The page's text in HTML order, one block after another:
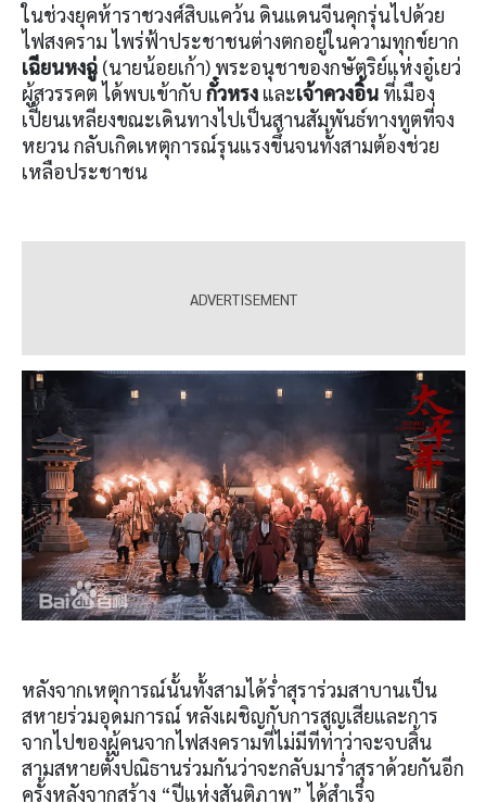
ในช่วงยุคห้าราชวงศ์สิบแคว้น ดินแดนจีนคุกรุ่นไปด้วย
ไฟสงคราม ไพร่ฟ้าประชาชนต่างตกอยู่ในความทุกข์ยาก
เฉียนหงฉู่ (นายน้อยเก้า) พระอนุชาของกษัตริย์แห่งอู๋เยว่
ผู้สวรรคต ได้พบเข้ากับ กั๋วหรง และเจ้าควงอิ้น ที่เมือง
เปี้ยนเหลียงขณะเดินทางไปเป็นสานสัมพันธ์ทางทูตที่จง
หยวน กลับเกิดเหตุการณ์รุนแรงขึ้นจนทั้งสามต้องช่วย
เหลือประชาชน
หลังจากเหตุการณ์นั้นทั้งสามได้ร่ำสุราร่วมสาบานเป็น
สหายร่วมอุดมการณ์ หลังเผชิญกับการสูญเสียและการ
จากไปของผู้คนจากไฟสงครามที่ไม่มีทีท่าว่าจะจบสิ้น
สามสหายตั้งปณิธานร่วมกันว่าจะกลับมาร่ำสุราด้วยกันอีก
ครั้งหลังจากสร้าง “ปีแห่งสันติภาพ” ได้สำเร็จ